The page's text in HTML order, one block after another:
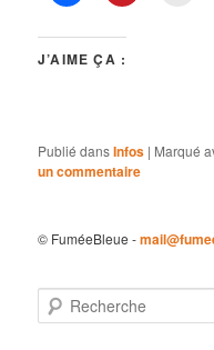
J’AIME ÇA :
Publié dansInfos | Marqué
un commentaire
© FuméeBleue -
e